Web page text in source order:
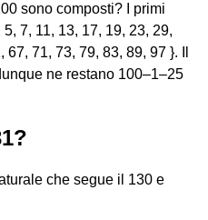
sono composti? I primi
7, 11, 13, 17, 19, 23, 29,
71, 73, 79, 83, 89, 97 }. Il
ne restano 100–1–25
che segue il 130 e